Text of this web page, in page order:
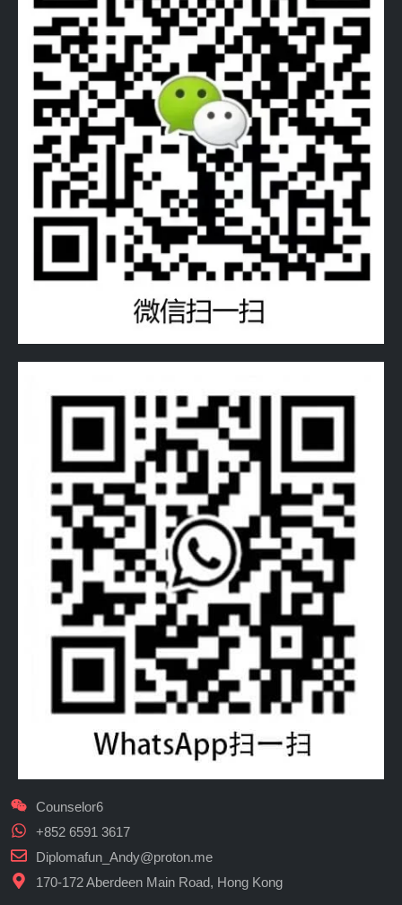
Counselor6
+852 6591 3617
Diplomafun_Andy@proton.me
170-172 Aberdeen Main Road, Hong Kong